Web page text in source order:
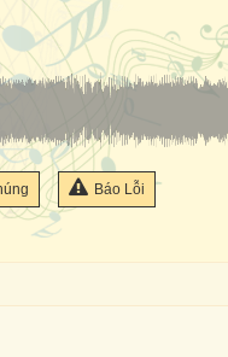
Báo Lỗi